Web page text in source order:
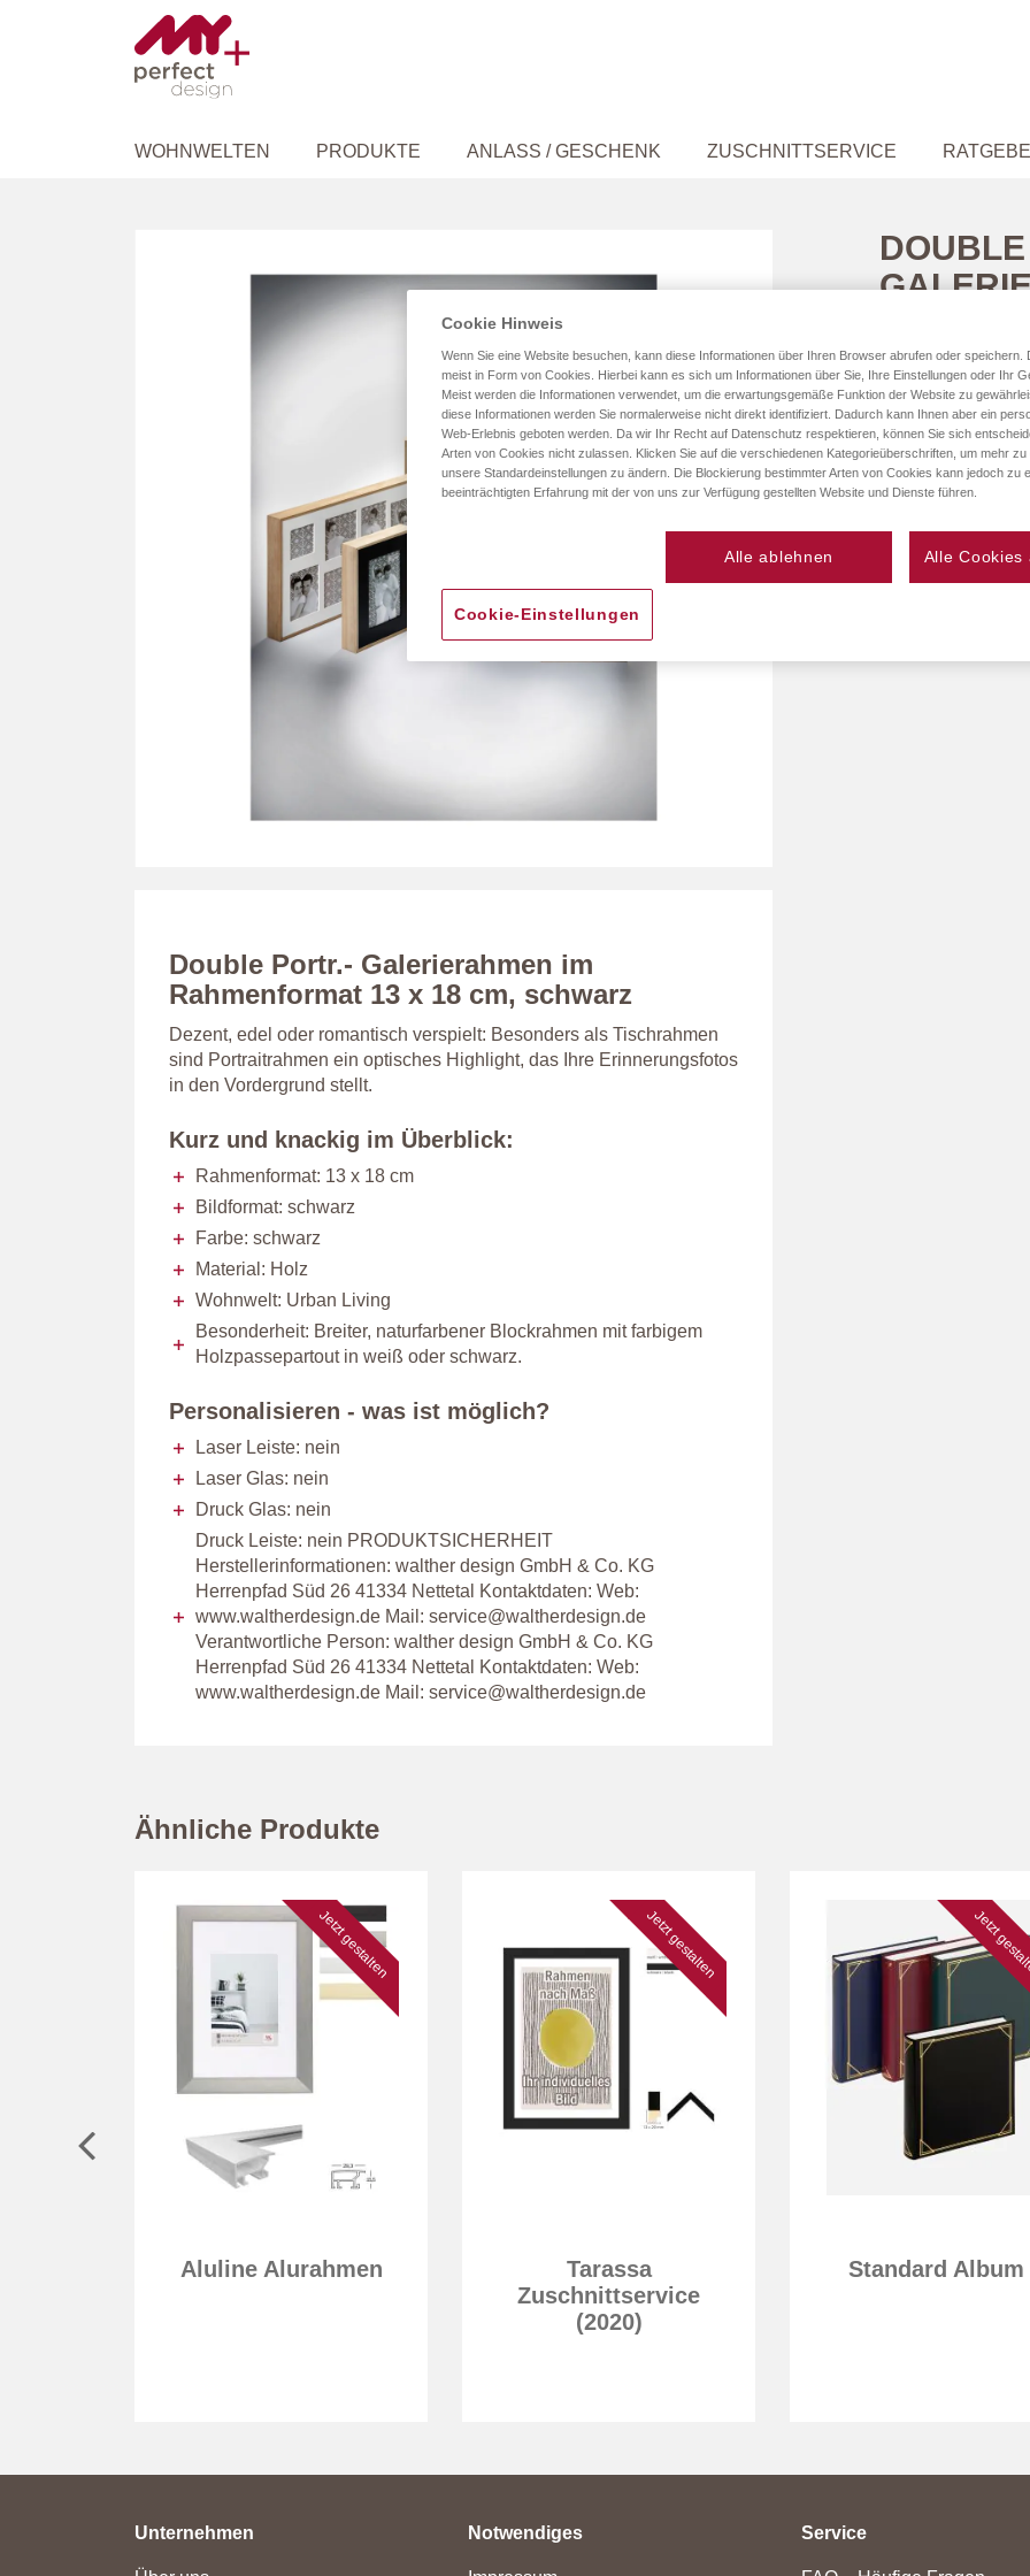
WOHNWELTEN PRODUKTE ANLASS / GESCHENK ZUSCHNITTSERVICE
Größe
Bildergalerie
springen
Double Portr.- Galerierahmen im
Rahmenformat 13 x 18 cm, schwarz
Dezent, edel oder romantisch verspielt: Besonders als Tischrahmen
sind Portraitrahmen ein optisches Highlight, das Ihre Erinnerungsfotos
in den Vordergrund stellt.
Kurz und knackig im Überblick:
Rahmenformat: 13 x 18 cm
Bildformat: schwarz
Farbe: schwarz
Material: Holz
Wohnwelt: Urban Living
Besonderheit: Breiter, naturfarbener Blockrahmen mit farbigem
Holzpassepartout in weiß oder schwarz.
Personalisieren - was ist möglich?
Laser Leiste: nein
Laser Glas: nein
Druck Glas: nein
Druck Leiste: nein PRODUKTSICHERHEIT
Herstellerinformationen: walther design GmbH & Co. KG
Herrenpfad Süd 26 41334 Nettetal Kontaktdaten: Web:
www.waltherdesign.de Mail: service@waltherdesign.de
Verantwortliche Person: walther design GmbH & Co. KG
Herrenpfad Süd 26 41334 Nettetal Kontaktdaten: Web:
www.waltherdesign.de Mail: service@waltherdesign.de
Ähnliche Produkte
Jetzt gestalten
Aluline Alurahmen
Jetzt gestalten
Tarassa
Zuschnittservice
(2020)
Jetzt
Standard Album
Unternehmen Notwendiges Service
Cookie Hinweis
Wenn Sie eine Website besuchen, kann diese Informationen über Ihren Browser abrufen oder speichern.
meist in Form von Cookies. Hierbei kann es sich um Informationen über Sie, Ihre Einstellungen oder Ihr
Meist werden die Informationen verwendet, um die erwartungsgemäße Funktion der Website zu
diese Informationen werden Sie normalerweise nicht direkt identifiziert. Dadurch kann Ihnen aber ein
Web-Erlebnis geboten werden. Da wir Ihr Recht auf Datenschutz respektieren, können Sie sich
Arten von Cookies nicht zulassen. Klicken Sie auf die verschiedenen Kategorieüberschriften, um mehr zu
unsere Standardeinstellungen zu ändern. Die Blockierung bestimmter Arten von Cookies kann jedoch zu
beeinträchtigten Erfahrung mit der von uns zur Verfügung gestellten Website und Dienste führen.
Alle ablehnen Alle Cookies
Cookie-Einstellungen